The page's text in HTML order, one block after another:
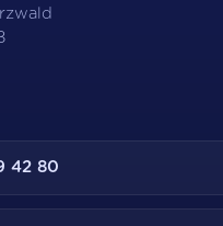
42 80